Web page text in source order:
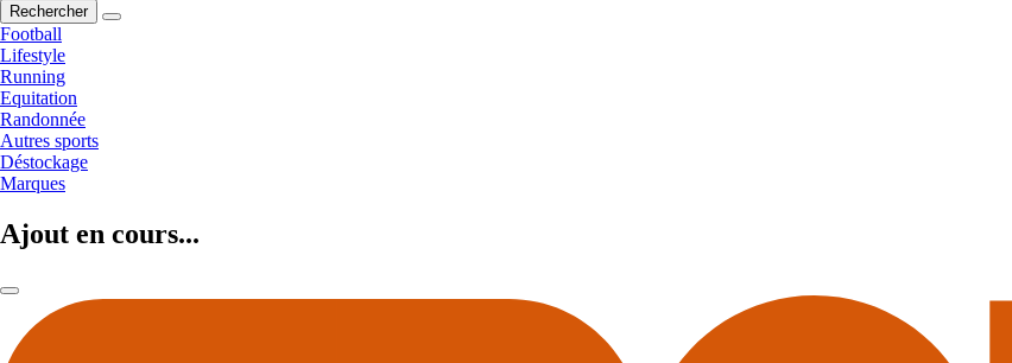
Rechercher
Football
Lifestyle
Running
Equitation
Randonnée
Autres sports
Déstockage
Marques
Ajout en cours...